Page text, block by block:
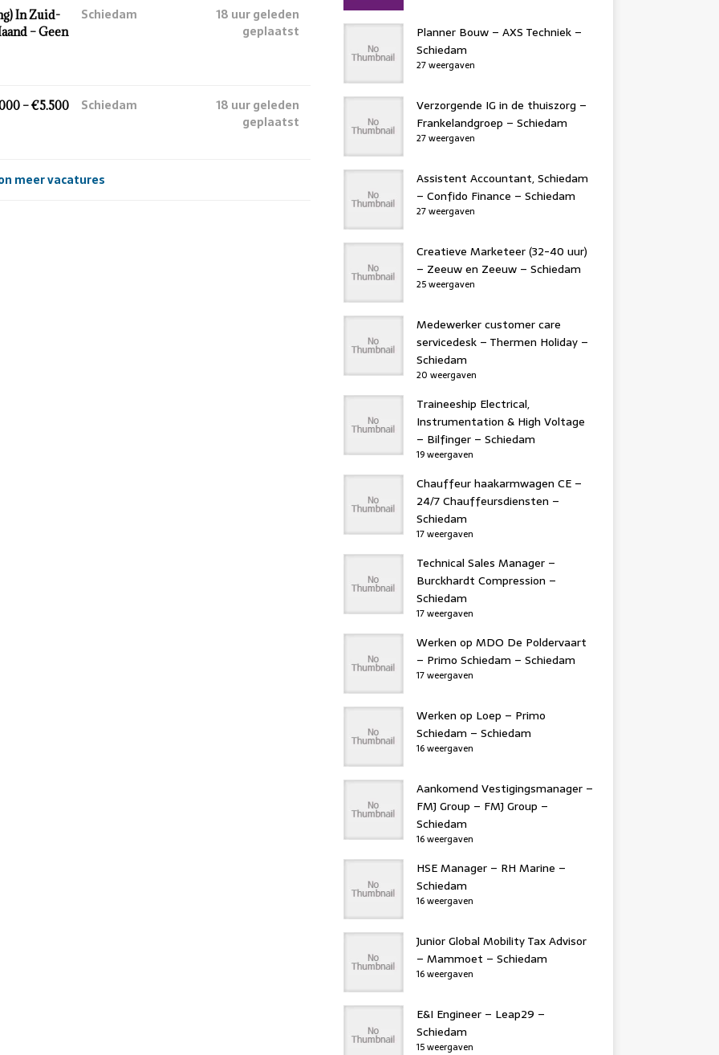
In Zuid-
– Geen
Schiedam
18 uur geleden
geplaatst
– €5.500 Schiedam
18 uur geleden
geplaatst
meer vacatures
Planner Bouw – AXS Techniek –
Schiedam
27 weergaven
Verzorgende IG in de thuiszorg –
Frankelandgroep – Schiedam
27 weergaven
Assistent Accountant, Schiedam
– Confido Finance – Schiedam
27 weergaven
Creatieve Marketeer (32-40 uur)
– Zeeuw en Zeeuw – Schiedam
25 weergaven
Medewerker customer care
servicedesk – Thermen Holiday –
Schiedam
20 weergaven
Traineeship Electrical,
Instrumentation & High Voltage
– Bilfinger – Schiedam
19 weergaven
Chauffeur haakarmwagen CE –
24/7 Chauffeursdiensten –
Schiedam
17 weergaven
Technical Sales Manager –
Burckhardt Compression –
Schiedam
17 weergaven
Werken op MDO De Poldervaart
– Primo Schiedam – Schiedam
17 weergaven
Werken op Loep – Primo
Schiedam – Schiedam
16 weergaven
Aankomend Vestigingsmanager –
FMJ Group – FMJ Group –
Schiedam
16 weergaven
HSE Manager – RH Marine –
Schiedam
16 weergaven
Junior Global Mobility Tax Advisor
– Mammoet – Schiedam
16 weergaven
E&I Engineer – Leap29 –
Schiedam
15 weergaven